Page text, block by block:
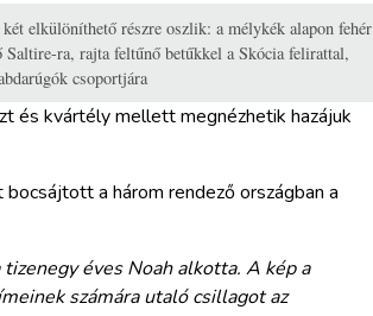
elkülöníthető részre oszlik: a mélykék alapon fehér
ra, rajta feltűnő betűkkel a Skócia felirattal,
csoportjára
és kvártély mellett megnézhetik hazájuk
a három rendező országban a
éves Noah alkotta. A kép a
számára utaló csillagot az